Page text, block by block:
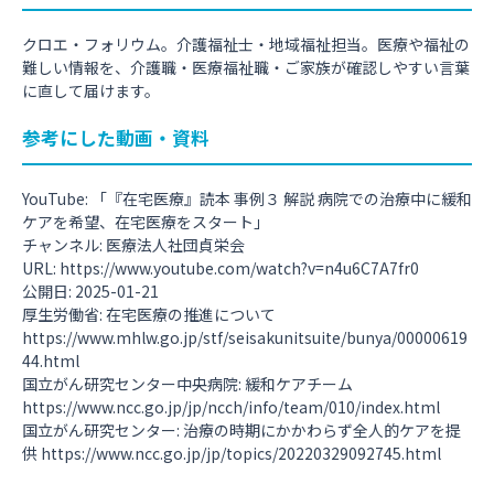
クロエ・フォリウム。介護福祉士・地域福祉担当。医療や福祉の
難しい情報を、介護職・医療福祉職・ご家族が確認しやすい言葉
に直して届けます。
参考にした動画・資料
YouTube: 「『在宅医療』読本 事例３ 解説 病院での治療中に緩和
ケアを希望、在宅医療をスタート」
チャンネル: 医療法人社団貞栄会
URL: https://www.youtube.com/watch?v=n4u6C7A7fr0
公開日: 2025-01-21
厚生労働省: 在宅医療の推進について
https://www.mhlw.go.jp/stf/seisakunitsuite/bunya/00000619
44.html
国立がん研究センター中央病院: 緩和ケアチーム
https://www.ncc.go.jp/jp/ncch/info/team/010/index.html
国立がん研究センター: 治療の時期にかかわらず全人的ケアを提
供 https://www.ncc.go.jp/jp/topics/20220329092745.html